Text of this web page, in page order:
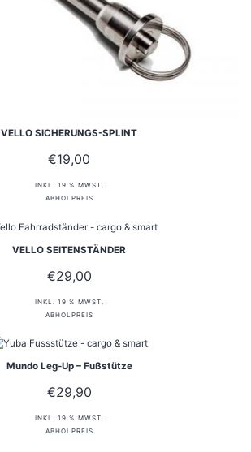
VELLO SICHERUNGS-SPLINT
€19,00
INKL. 19 % MWST.
ABHOLPREIS
VELLO SEITENSTÄNDER
€29,00
INKL. 19 % MWST.
ABHOLPREIS
Mundo Leg-Up – Fußstütze
€29,90
INKL. 19 % MWST.
ABHOLPREIS